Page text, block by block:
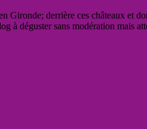
derrière ces châteaux et
à déguster sans modération mais